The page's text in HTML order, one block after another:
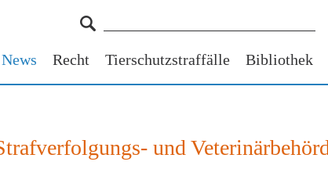
News Recht Tierschutzstraffälle Bibliothek
und